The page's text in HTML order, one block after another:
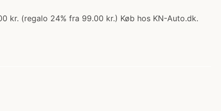
kr. (regalo 24% fra 99.00 kr.) Køb hos KN-Auto.dk.